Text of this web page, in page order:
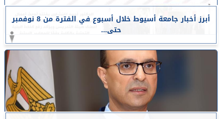
أبرز أخبار جامعة أسيوط خلال أسبوع في الفترة من 8 نوفمبر
حتى...